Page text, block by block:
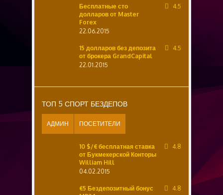
Бесплатные сто
долларов от Master
Forex
22.06.2015
4.5
15 долларов без депозита
от брокера GrandCapital
22.01.2015
4.5
ТОП 5 СПОРТ БЕЗДЕПОВ
АДМИН ПОСЕТИТЕЛИ
10 $/€ бесплатная ставка
от Букмекерской Конторы
William Hill
04.02.2015
4.8
€5 Бездепозитный бонус
4.8